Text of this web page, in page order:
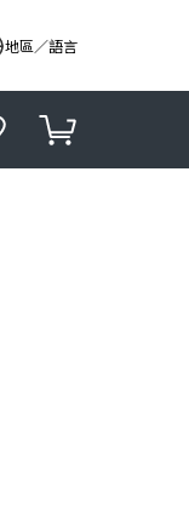
地區／語言